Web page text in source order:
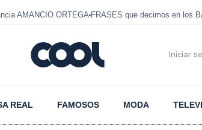
AMANCIO ORTEGA FRASES que decimos en los
Iniciar
REAL FAMOSOS MODA